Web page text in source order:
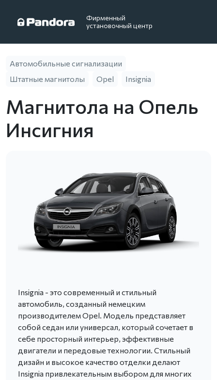
Фирменный
установочный центр
Автомобильные сигнализации
Штатные магнитолы
Opel Insignia
Магнитола на Опель
Инсигния
Insignia - это современный и стильный
автомобиль, созданный немецким
производителем Opel. Модель представляет
собой седан или универсал, который сочетает в
себе просторный интерьер, эффективные
двигатели и передовые технологии. Стильный
дизайн и высокое качество отделки делают
Insignia привлекательным выбором для многих